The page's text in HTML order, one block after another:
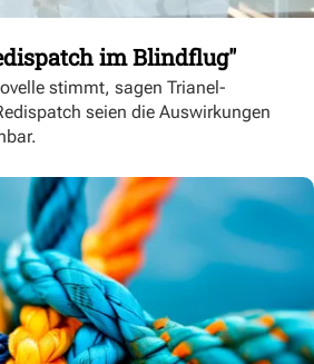
im Blindflug"
stimmt, sagen Trianel-
seien die Auswirkungen